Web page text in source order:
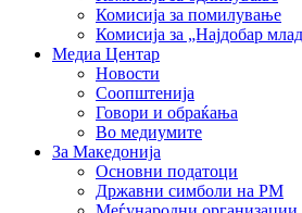
Комисија за помилување
Комисија за „Најдобар
Медиа Центар
Новости
Соопштенија
Говори и обраќања
Во медиумите
За Македонија
Основни податоци
Државни симболи на РМ